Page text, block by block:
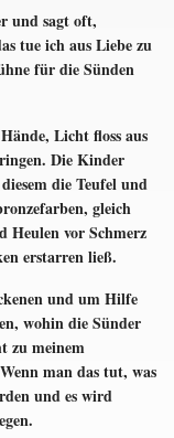
und sagt oft,
tue ich aus Liebe zu
für die Sünden
Licht floss aus
Die Kinder
die Teufel und
gleich
Heulen vor Schmerz
erstarren ließ.
und um Hilfe
wohin die Sünder
zu meinem
man das tut, was
und es wird